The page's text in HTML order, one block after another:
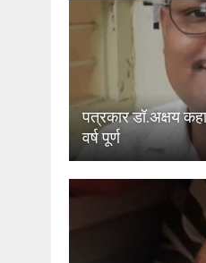
पत्रकार डॉ.अक्षय
वर्ष पूर्ण